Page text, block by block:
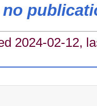
no
2024-02-12,